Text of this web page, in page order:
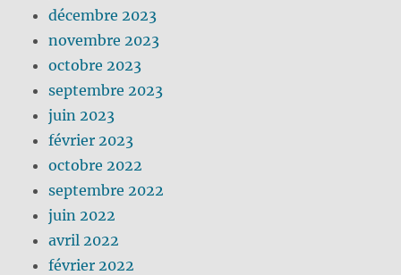
décembre 2023
novembre 2023
octobre 2023
septembre 2023
juin 2023
février 2023
octobre 2022
septembre 2022
juin 2022
avril 2022
février 2022